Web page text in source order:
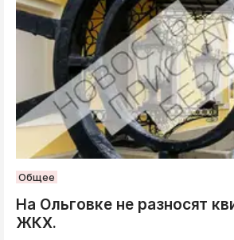
Общее
На Ольговке не разносят
ЖКХ.